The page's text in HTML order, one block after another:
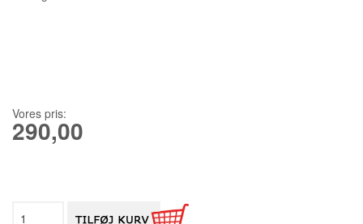
Vores pris:
290,00